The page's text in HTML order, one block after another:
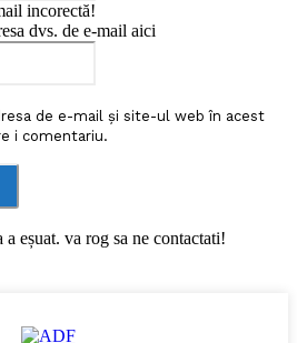
incorectă!
dvs. de e-mail aici
de e-mail și site-ul web în acest
i comentariu.
eșuat. va rog sa ne contactati!